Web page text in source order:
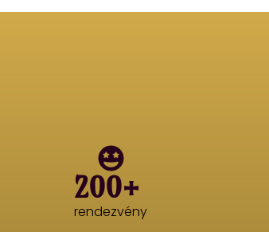
200+
rendezvény